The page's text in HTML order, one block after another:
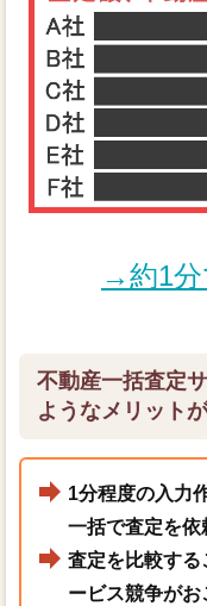
→約1分
不動産一括査定
ようなメリット
1分程度の入力
一括で査定を依
査定を比較す
ービス競争が